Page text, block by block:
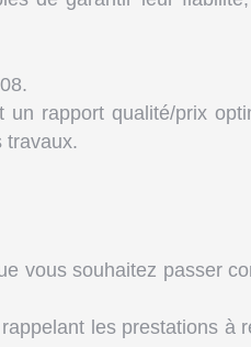
un rapport qualité/prix
travaux.
vous souhaitez passer
les prestations à